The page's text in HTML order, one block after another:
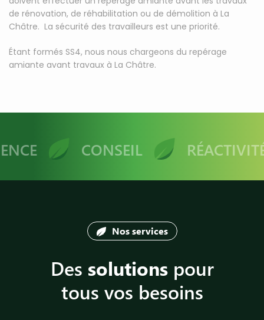
de rénovation, de réhabilitation ou de démolition à La
Châtre. La sécurité des travailleurs est une priorité.
Étant formés SS4, nous nous chargeons du repérage
amiante avant travaux à La Châtre.
CONSEIL RÉACTIVITÉ
Nos services
Des solutionspour
tous vos besoins